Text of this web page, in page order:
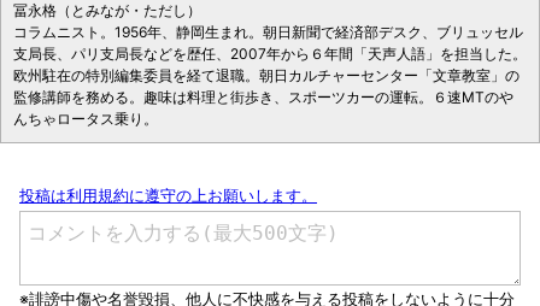
冨永格（とみなが・ただし）
コラムニスト。1956年、静岡生まれ。朝日新聞で経済部デスク、ブリュッセル
支局長、パリ支局長などを歴任、2007年から６年間「天声人語」を担当した。
欧州駐在の特別編集委員を経て退職。朝日カルチャーセンター「文章教室」の
監修講師を務める。趣味は料理と街歩き、スポーツカーの運転。６速MTのや
んちゃロータス乗り。